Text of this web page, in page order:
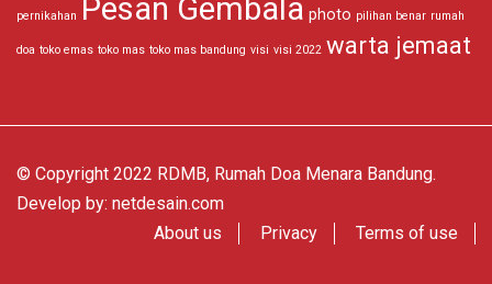
pernikahan Pesan Gembala photo pilihan benar rumah
doa toko emas toko mas toko mas bandung visi visi 2022 warta jemaat
© Copyright 2022 RDMB, Rumah Doa Menara Bandung.
Develop by: netdesain.com
About us
Privacy Terms of use